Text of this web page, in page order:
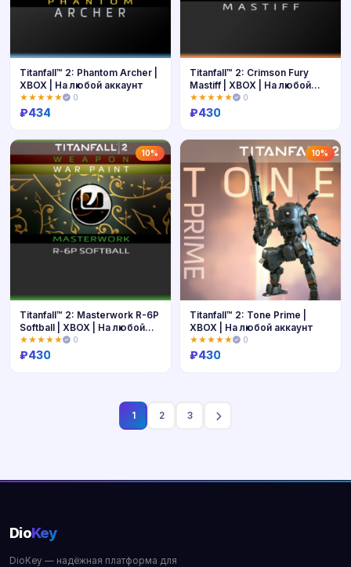
Купить
Titanfall™ 2: Phantom Archer |
XBOX | На любой аккаунт
★★★★★ 0
₽434
Купить
Titanfall™ 2: Crimson Fury
Mastiff | XBOX | На любой
аккаунт
★★★★★ 0
₽430
10%
Titanfall™ 2: Masterwork R-6P
Softball | XBOX | На любой
аккаунт
★★★★★ 0
₽430
10%
Titanfall™ 2: Tone Prime |
XBOX | На любой аккаунт
★★★★★ 0
₽430
1 2 3
DioKey
DioKey — надёжная платформа для